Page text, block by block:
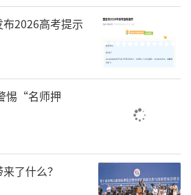
2026高考提示
惕“名师押
了什么？